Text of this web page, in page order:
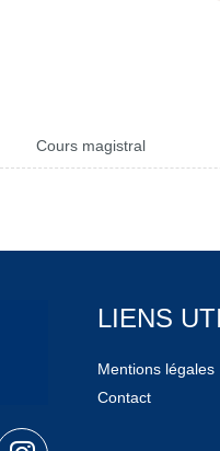
Cours magistral
LIENS
Mentions légales
Contact